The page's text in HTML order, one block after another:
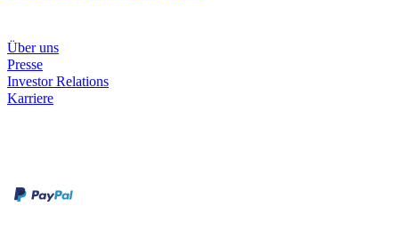
Über uns
Presse
Investor Relations
Karriere